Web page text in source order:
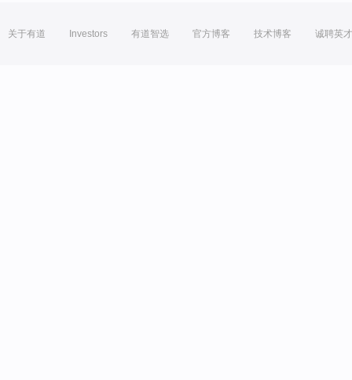
关于有道 Investors 有道智选 官方博客 技术博客 诚聘英才